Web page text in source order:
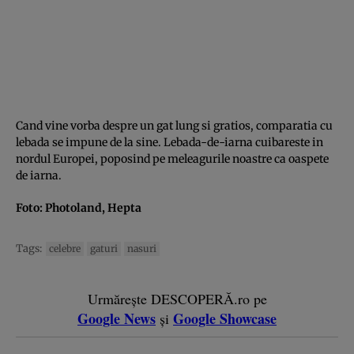
Cand vine vorba despre un gat lung si gratios, comparatia cu
lebada se impune de la sine. Lebada-de-iarna cuibareste in
nordul Europei, poposind pe meleagurile noastre ca oaspete
de iarna.
Foto: Photoland, Hepta
Tags: celebre gaturi nasuri
Urmărește DESCOPERĂ.ro pe
Google News și Google Showcase